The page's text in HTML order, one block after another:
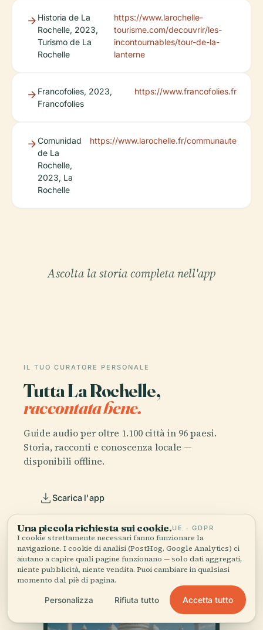
Historia de La
Rochelle, 2023,
Turismo de La
Rochelle
https://www.larochelle-
tourisme.com/decouvrir/les-
incontournables/tour-de-la-
lanterne
Francofolies, 2023,
Francofolies
https://www.francofolies.fr
Comunidad
de La
Rochelle,
2023, La
Rochelle
https://www.larochelle.fr/communaute
Ascolta la storia completa nell'app
IL TUO CURATORE PERSONALE
Tutta La Rochelle,
raccontata bene.
Guide audio per oltre 1.100 città in 96 paesi.
Storia, racconti e conoscenza locale —
disponibili offline.
Scarica l'app
Unisciti a oltre 50.000 viaggiatori
Una piccola richiesta sui cookie.UE · GDPR
I cookie strettamente necessari fanno funzionare la
navigazione. I cookie di analisi (PostHog, Google Analytics) ci
aiutano a capire quali pagine funzionano — solo dati aggregati,
niente pubblicità, niente vendita. Puoi cambiare in qualsiasi
momento dal piè di pagina.
Personalizza Rifiuta tutto Accetta tutto